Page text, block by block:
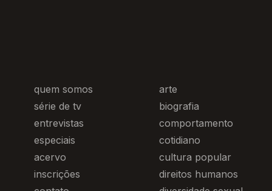
quem somos
série de tv
entrevistas
especiais
acervo
inscrições
arte
biografia
comportamento
cotidiano
cultura popular
direitos humanos